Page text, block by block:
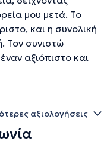
μου μετά. Το
και η συνολική
Τον συνιστώ
αξιόπιστο και
αξιολογήσεις